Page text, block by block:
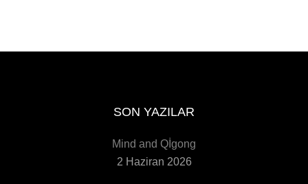
SON YAZILAR
Mind and Qİgong
2 Haziran 2026